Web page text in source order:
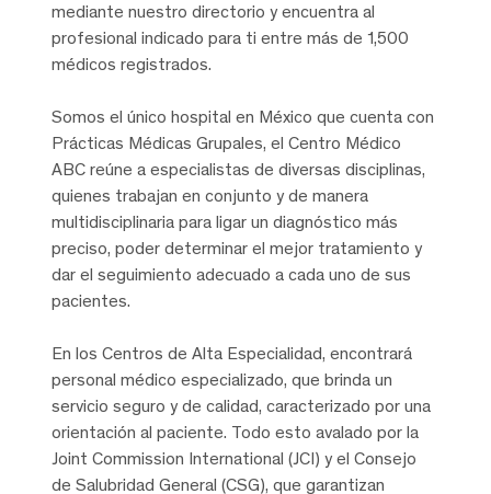
mediante nuestro directorio y encuentra al
profesional indicado para ti entre más de 1,500
médicos registrados.
Somos el único hospital en México que cuenta con
Prácticas Médicas Grupales, el Centro Médico
ABC reúne a especialistas de diversas disciplinas,
quienes trabajan en conjunto y de manera
multidisciplinaria para ligar un diagnóstico más
preciso, poder determinar el mejor tratamiento y
dar el seguimiento adecuado a cada uno de sus
pacientes.
En los Centros de Alta Especialidad, encontrará
personal médico especializado, que brinda un
servicio seguro y de calidad, caracterizado por una
orientación al paciente. Todo esto avalado por la
Joint Commission International (JCI) y el Consejo
de Salubridad General (CSG), que garantizan